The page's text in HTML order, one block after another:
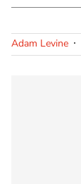
Adam Levine